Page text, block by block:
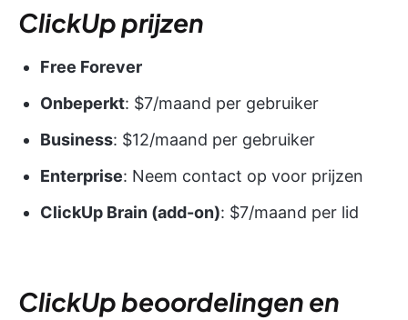
ClickUp prijzen
Free Forever
Onbeperkt: $7/maand per gebruiker
Business: $12/maand per gebruiker
Enterprise: Neem contact op voor prijzen
ClickUp Brain (add-on): $7/maand per lid
ClickUp beoordelingen en